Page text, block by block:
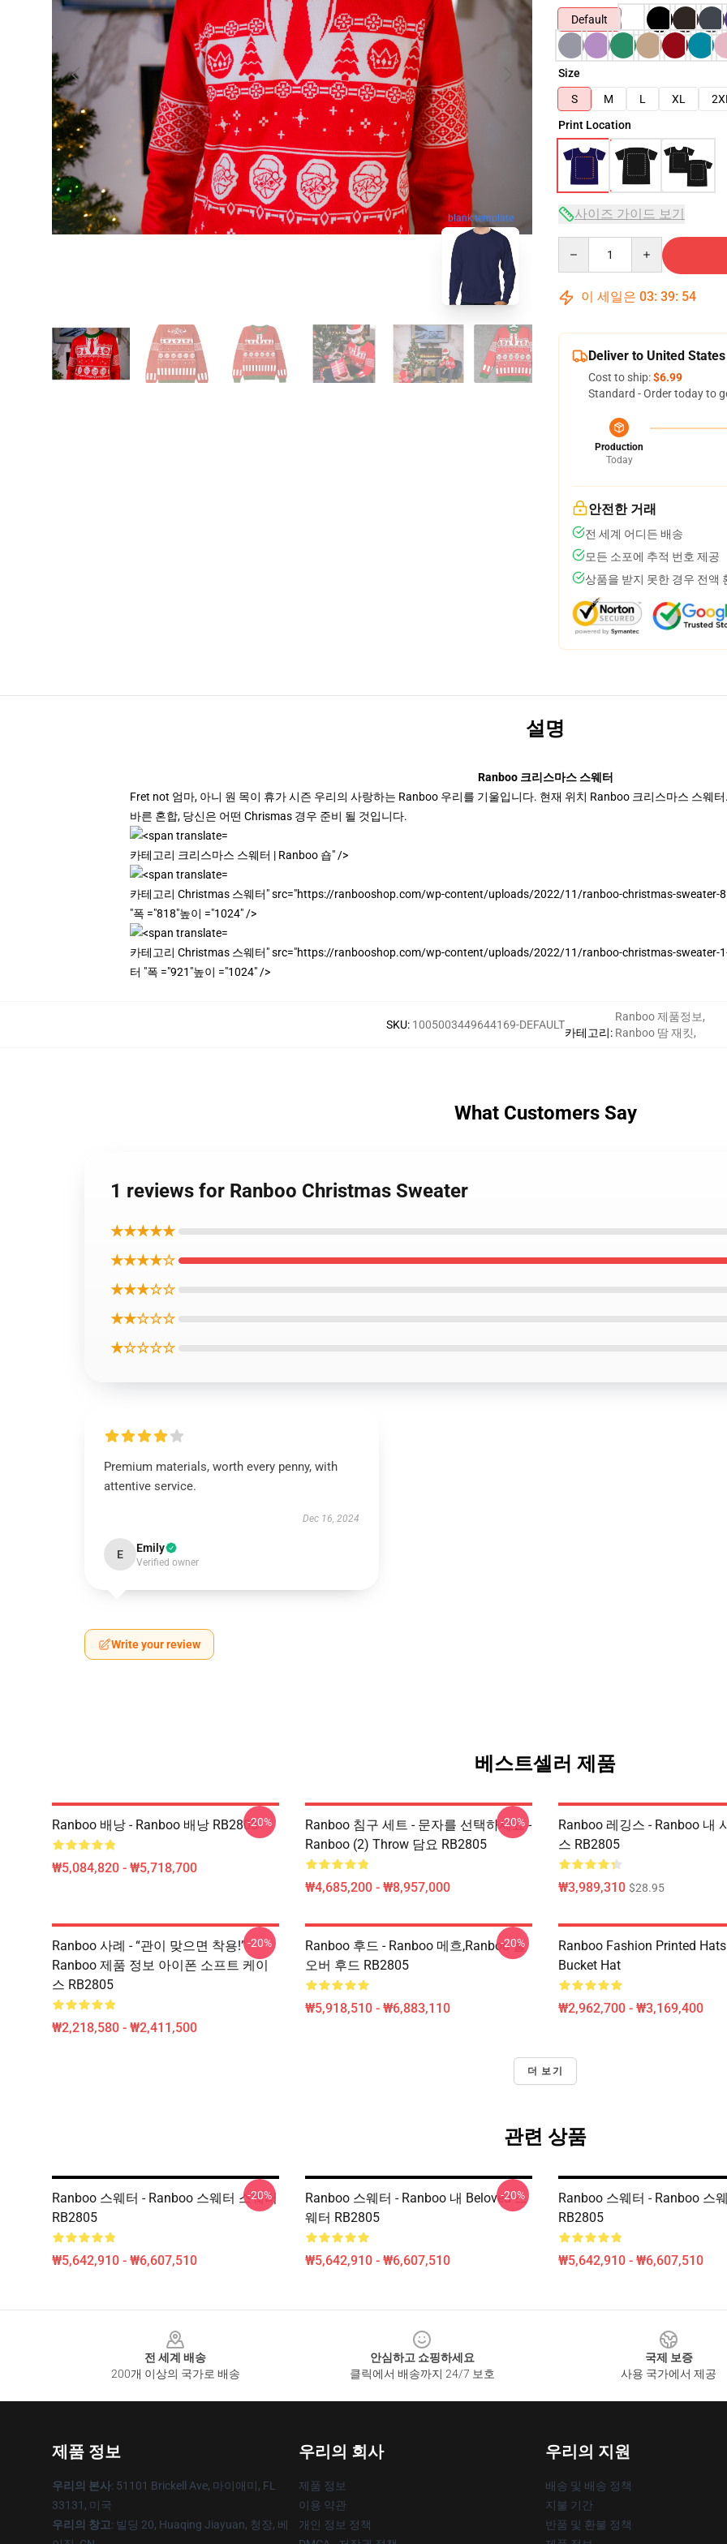
blank template
Default
Size
S
M L XL 2XL
Print Location
사이즈 가이드 보기
이 세일은 03: 39: 53
Deliver to United States
Cost to ship:$6.99
Standard - Order today to
Production
Today
안전한 거래
전 세계 어디든 배송
모든 소포에 추적 번호 제공
상품을 받지 못한 경우 전액
설명
Ranboo 크리스마스 스웨터
Fret not 엄마, 아니 원 목이 휴가 시즌 우리의 사랑하는 Ranboo 우리를 기울입니다. 현재 위치 Ranboo 크리스마스 스웨
바른 혼합, 당신은 어떤 Chrismas 경우 준비 될 것입니다.
카테고리 크리스마스 스웨터 | Ranboo 숍" />
카테고리 Christmas 스웨터" src="https://ranbooshop.com/wp-content/uploads/2022/11/ranboo-christmas-sweater-
"폭 ="818"높이 ="1024" />
카테고리 Christmas 스웨터" src="https://ranbooshop.com/wp-content/uploads/2022/11/ranboo-christmas-sweater-
터 "폭 ="921"높이 ="1024" />
SKU: 1005003449644169-DEFAULT
카테고리:
Ranboo 제품정보,
Ranboo 땀 재킷,
What Customers Say
1 reviews for Ranboo Christmas Sweater
★★★★★
★★★★☆
★★★☆☆
★★☆☆☆
★☆☆☆☆
Premium materials, worth every penny, with
attentive service.
Dec 16, 2024
E Emily
Verified owner
Write your review
베스트셀러 제품
Ranboo 배낭 - Ranboo 배낭 RB2805
₩5,084,820 - ₩5,718,700
-20%
Ranboo 침구 세트 - 문자를 선택하세요 -
Ranboo (2) Throw 담요 RB2805
₩4,685,200 - ₩8,957,000
-20%
Ranboo 레깅스 - Ranboo 내
스 RB2805
₩3,989,310 $28.95
Ranboo 사례 - “관이 맞으면 착용!”
Ranboo 제품 정보 아이폰 소프트 케이
스 RB2805
₩2,218,580 - ₩2,411,500
-20%
Ranboo 후드 - Ranboo 메흐,Ranboo 풀
오버 후드 RB2805
₩5,918,510 - ₩6,883,110
-20%
Ranboo Fashion Printed Hats
Bucket Hat
₩2,962,700 - ₩3,169,400
더 보기
관련 상품
Ranboo 스웨터 - Ranboo 스웨터 스웨터
RB2805
₩5,642,910 - ₩6,607,510
-20%
Ranboo 스웨터 - Ranboo 내 Beloved 스
웨터 RB2805
₩5,642,910 - ₩6,607,510
-20%
Ranboo 스웨터 - Ranboo 스
RB2805
₩5,642,910 - ₩6,607,510
전 세계 배송
200개 이상의 국가로 배송
안심하고 쇼핑하세요
클릭에서 배송까지 24/7 보호
국제 보증
사용 국가에서 제공
제품 정보
우리의 본사: 51101 Brickell Ave, 마이애미, FL
33131, 미국
우리의 창고: 빌딩 20, Huaqing Jiayuan, 청장, 베
우리의 회사
제품 정보
이용 약관
개인 정보 정책
우리의 지원
배송 및 배송 정책
지불 기간
반품 및 환불 정책